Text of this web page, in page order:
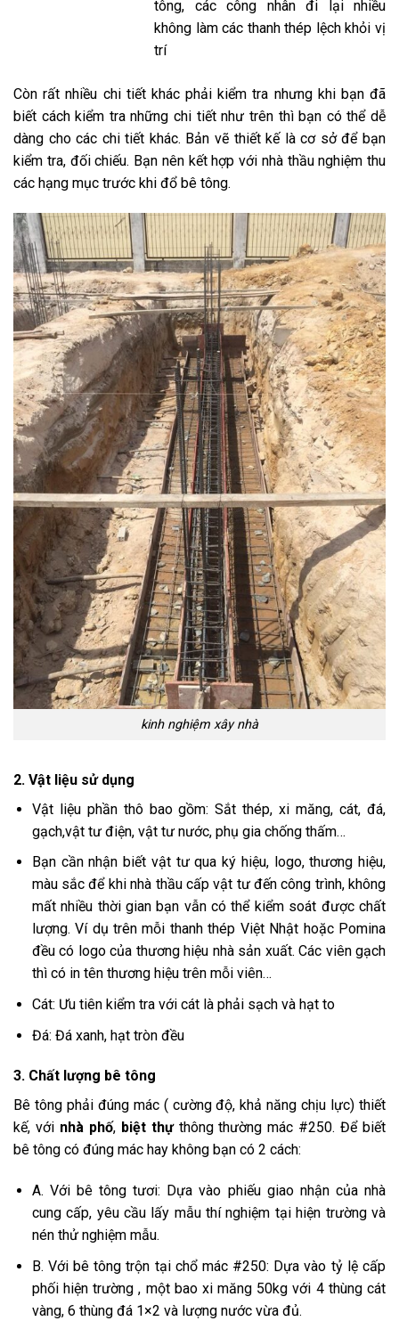
tông, các công nhân đi lại nhiều
không làm các thanh thép lệch khỏi vị
trí
Còn rất nhiều chi tiết khác phải kiểm tra nhưng khi bạn đã
biết cách kiểm tra những chi tiết như trên thì bạn có thể dễ
dàng cho các chi tiết khác. Bản vẽ thiết kế là cơ sở để bạn
kiểm tra, đối chiếu. Bạn nên kết hợp với nhà thầu nghiệm thu
các hạng mục trước khi đổ bê tông.
kinh nghiệm xây nhà
2. Vật liệu sử dụng
Vật liệu phần thô bao gồm: Sắt thép, xi măng, cát, đá,
gạch,vật tư điện, vật tư nước, phụ gia chống thấm…
Bạn cần nhận biết vật tư qua ký hiệu, logo, thương hiệu,
màu sắc để khi nhà thầu cấp vật tư đến công trình, không
mất nhiều thời gian bạn vẫn có thể kiểm soát được chất
lượng. Ví dụ trên mỗi thanh thép Việt Nhật hoặc Pomina
đều có logo của thương hiệu nhà sản xuất. Các viên gạch
thì có in tên thương hiệu trên mỗi viên…
Cát: Ưu tiên kiểm tra với cát là phải sạch và hạt to
Đá: Đá xanh, hạt tròn đều
3. Chất lượng bê tông
Bê tông phải đúng mác ( cường độ, khả năng chịu lực) thiết
kế, với nhà phố, biệt thự thông thường mác #250. Để biết
bê tông có đúng mác hay không bạn có 2 cách:
A. Với bê tông tươi: Dựa vào phiếu giao nhận của nhà
cung cấp, yêu cầu lấy mẫu thí nghiệm tại hiện trường và
nén thử nghiệm mẫu.
B. Với bê tông trộn tại chổ mác #250: Dựa vào tỷ lệ cấp
phối hiện trường , một bao xi măng 50kg với 4 thùng cát
vàng, 6 thùng đá 1×2 và lượng nước vừa đủ.